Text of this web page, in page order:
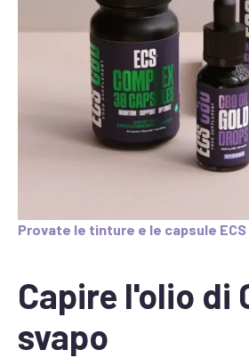
Provate le tinture e le capsule ECS
Capire l'olio di
svapo